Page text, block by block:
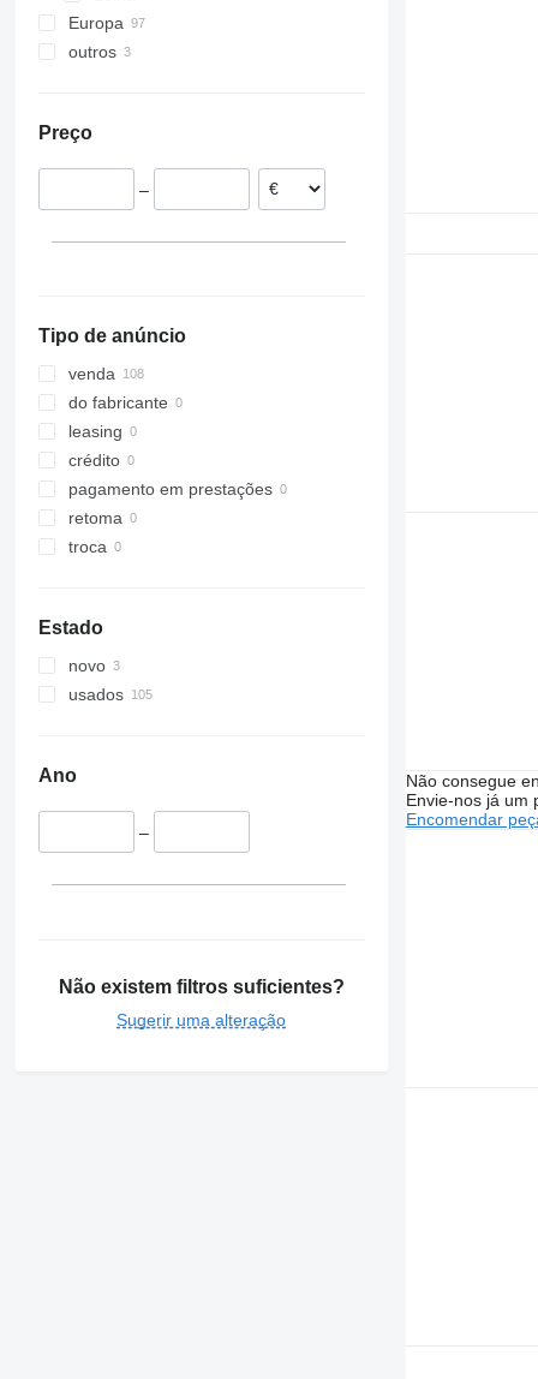
Europa
Estónia
Países Baixos
Bélgica
outros
Preço
–
Tipo de anúncio
venda
do fabricante
leasing
crédito
pagamento em prestações
retoma
troca
Estado
novo
usados
Ano
–
Não existem filtros suficientes?
Sugerir uma alteração
Não consegue
Envie-nos já um
Encomendar